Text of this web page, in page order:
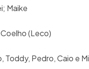
Maike
(Leco)
Toddy, Pedro, Caio e